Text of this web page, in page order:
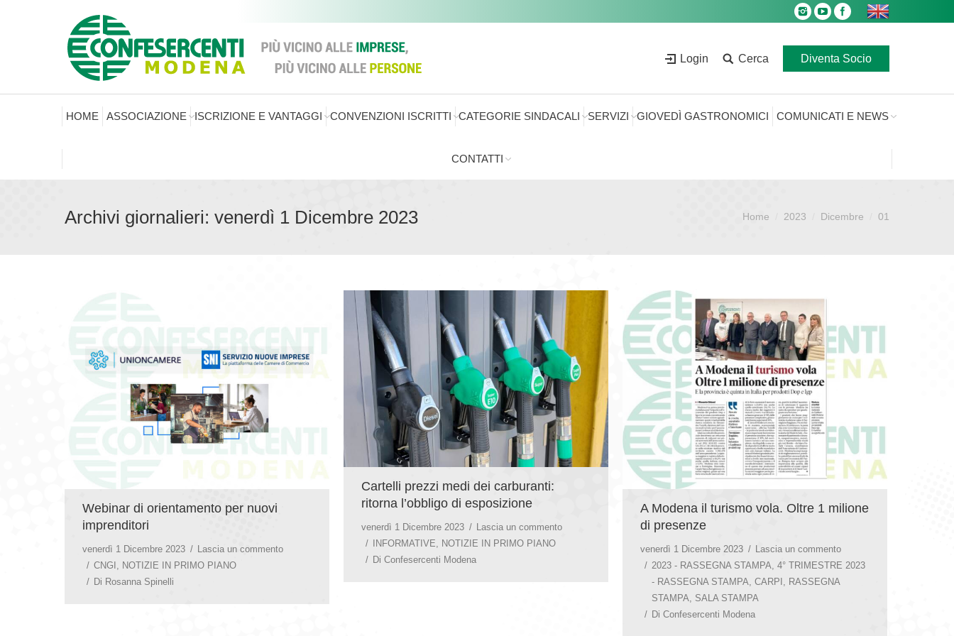
Login Cerca Diventa Socio
HOME ASSOCIAZIONE ISCRIZIONE E VANTAGGI CONVENZIONI ISCRITTI CATEGORIE SINDACALI SERVIZI GIOVEDÌ GASTRONOMICI COMUNICATI E NEWS
CONTATTI
Archivi giornalieri: venerdì 1 Dicembre 2023 Home 2023 Dicembre 01
Webinar di orientamento per nuovi
imprenditori
venerdì 1 Dicembre 2023
Lascia un commento
CNGI
NOTIZIE IN PRIMO PIANO
Di Rosanna Spinelli
Cartelli prezzi medi dei carburanti:
ritorna l’obbligo di esposizione
venerdì 1 Dicembre 2023
Lascia un commento
INFORMATIVE
NOTIZIE IN PRIMO PIANO
Di Confesercenti Modena
A Modena il turismo vola. Oltre 1 milione
di presenze
venerdì 1 Dicembre 2023
Lascia un commento
2023 - RASSEGNA STAMPA 4° TRIMESTRE 2023
- RASSEGNA STAMPA CARPI
RASSEGNA
STAMPA
SALA STAMPA
Di Confesercenti Modena